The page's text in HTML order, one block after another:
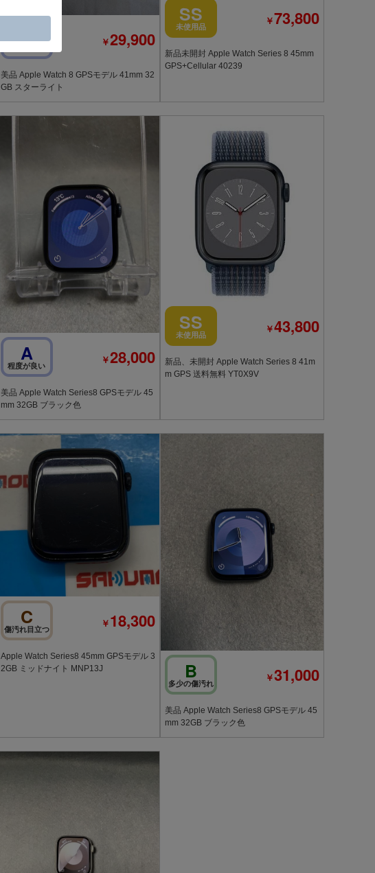
A ￥29,900
美品 Apple Watch 8 GPSモデル 41mm 32
GB スターライト
SS
未使用品 ￥73,800
新品未開封 Apple Watch Series 8 45mm
GPS+Cellular 40239
A
程度が良い ￥28,000
美品 Apple Watch Series8 GPSモデル 45
mm 32GB ブラック色
SS
未使用品 ￥43,800
新品、未開封 Apple Watch Series 8 41m
m GPS 送料無料 YT0X9V
C
傷汚れ目立つ ￥18,300
Apple Watch Series8 45mm GPSモデル 3
2GB ミッドナイト MNP13J
B
多少の傷汚れ ￥31,000
美品 Apple Watch Series8 GPSモデル 45
mm 32GB ブラック色